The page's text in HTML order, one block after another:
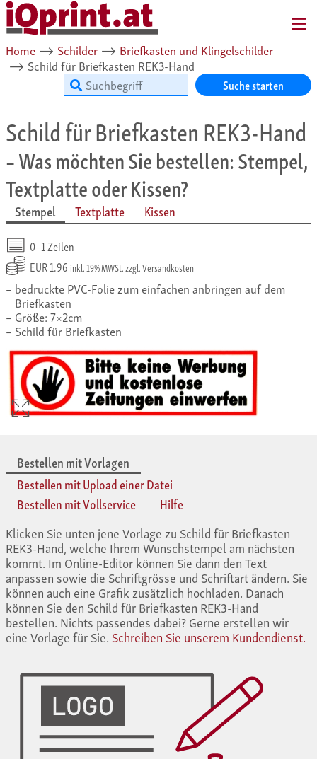
Home ⟶ Schilder ⟶ Briefkasten und Klingelschilder
⟶ Schild für Briefkasten REK3-Hand
Suche starten
Schild für Briefkasten REK3-Hand
– Was möchten Sie bestellen: Stempel,
Textplatte oder Kissen?
Stempel Textplatte Kissen
0–1 Zeilen
EUR 1.96 inkl. 19% MWSt. zzgl. Versandkosten
bedruckte PVC-Folie zum einfachen anbringen auf dem
Briefkasten
Größe: 7×2cm
Schild für Briefkasten
Bestellen mit Vorlagen
Bestellen mit Upload einer Datei
Bestellen mit Vollservice
Hilfe
Klicken Sie unten jene Vorlage zu Schild für Briefkasten
REK3-Hand, welche Ihrem Wunschstempel am nächsten
kommt. Im Online-Editor können Sie dann den Text
anpassen sowie die Schriftgrösse und Schriftart ändern. Sie
können auch eine Grafik zusätzlich hochladen. Danach
können Sie den Schild für Briefkasten REK3-Hand
bestellen. Nichts passendes dabei? Gerne erstellen wir
eine Vorlage für Sie. Schreiben Sie unserem Kundendienst.